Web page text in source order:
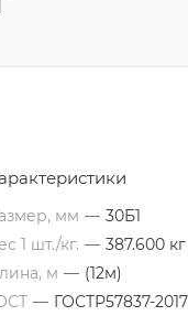
мм — 30Б1
1 шт./кг. — 387.600 кг
м — (12м)
— ГОСТР57837-